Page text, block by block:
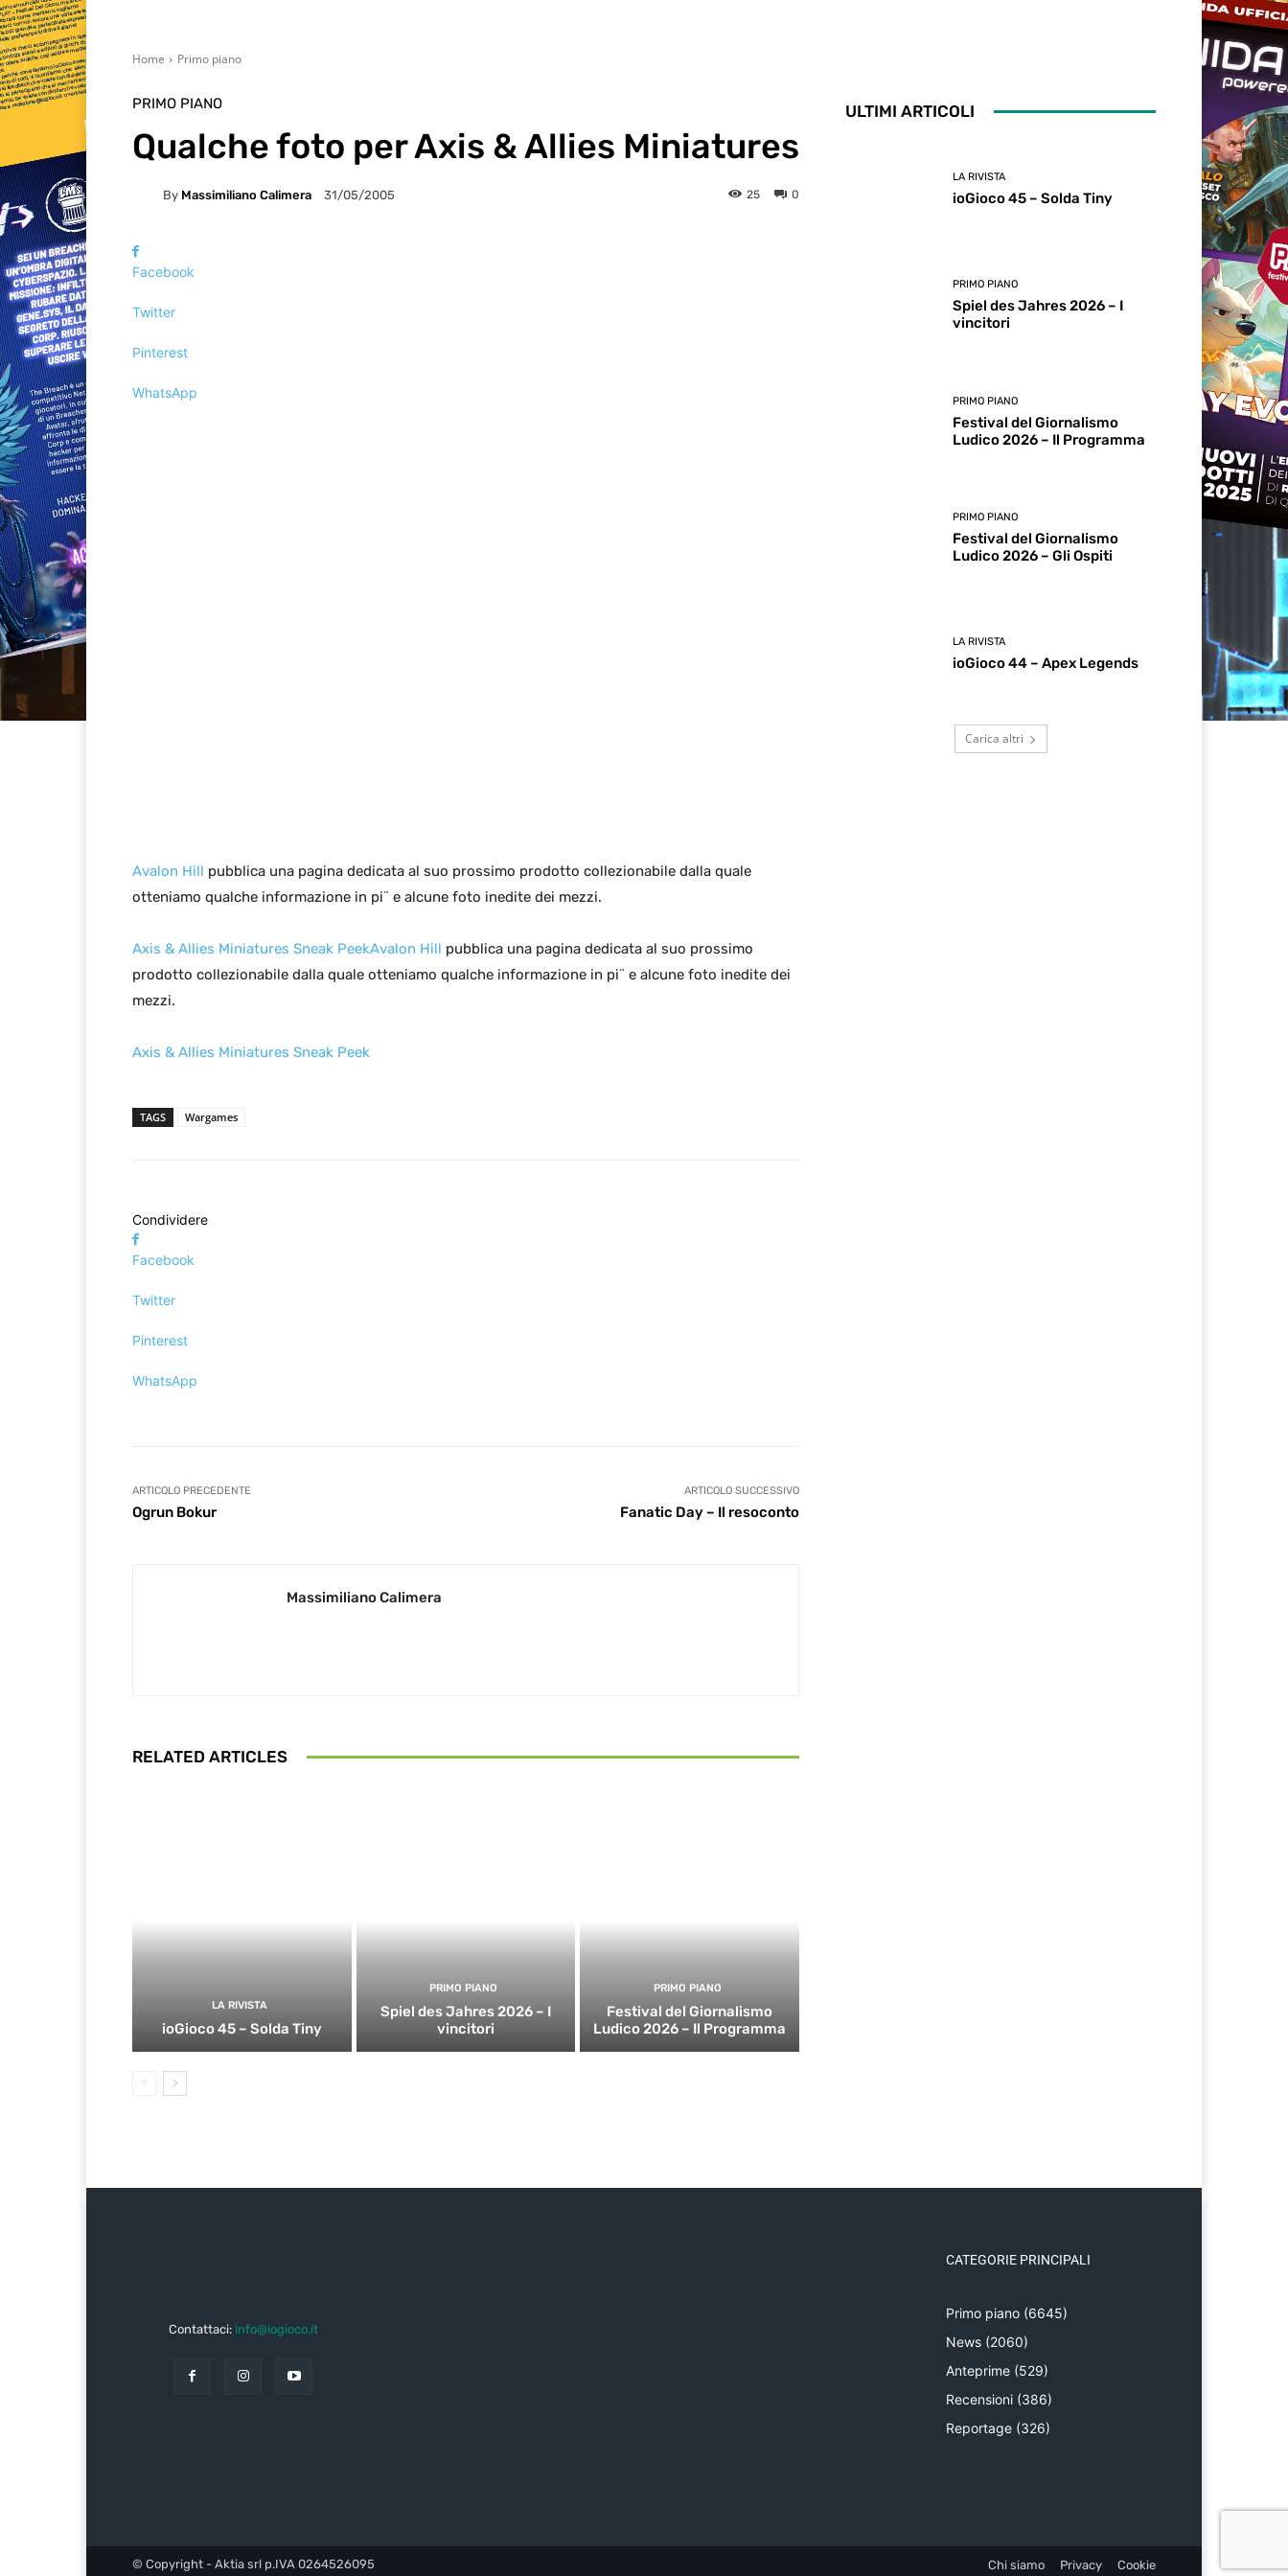
Home Primo piano
PRIMO PIANO
Qualche foto per Axis & Allies Miniatures
By Massimiliano Calimera 31/05/2005 0
25
Facebook
Twitter
Pinterest
WhatsApp
Avalon Hill pubblica una pagina dedicata al suo prossimo prodotto collezionabile dalla quale
otteniamo qualche informazione in pi¨ e alcune foto inedite dei mezzi.
Axis & Allies Miniatures Sneak PeekAvalon Hill pubblica una pagina dedicata al suo prossimo
prodotto collezionabile dalla quale otteniamo qualche informazione in pi¨ e alcune foto inedite dei
mezzi.
Axis & Allies Miniatures Sneak Peek
TAGS Wargames
Condividere
Facebook
Twitter
Pinterest
WhatsApp
ARTICOLO PRECEDENTE
Ogrun Bokur
ARTICOLO SUCCESSIVO
Fanatic Day – Il resoconto
Massimiliano Calimera
RELATED ARTICLES
LA RIVISTA
ioGioco 45 – Solda Tiny
PRIMO PIANO
Spiel des Jahres 2026 – I
vincitori
PRIMO PIANO
Festival del Giornalismo
Ludico 2026 – Il Programma
ULTIMI ARTICOLI
LA RIVISTA
ioGioco 45 – Solda Tiny
PRIMO PIANO
Spiel des Jahres 2026 – I
vincitori
PRIMO PIANO
Festival del Giornalismo
Ludico 2026 – Il Programma
PRIMO PIANO
Festival del Giornalismo
Ludico 2026 – Gli Ospiti
LA RIVISTA
ioGioco 44 – Apex Legends
Carica altri
Contattaci: info@iogioco.it
CATEGORIE PRINCIPALI
Primo piano (6645)
News (2060)
Anteprime (529)
Recensioni (386)
Reportage (326)
© Copyright - Aktia srl p.IVA 0264526095 Chi siamo Privacy Cookie